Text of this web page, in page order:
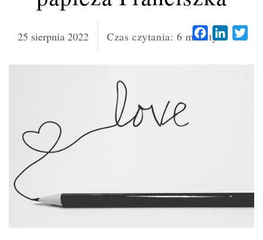
25 sierpnia 2022 Czas czytania: 6 minutyFacebook